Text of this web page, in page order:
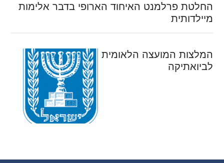
החלטת פרלמנט האיחוד הארופי בדבר אלימות
מיילדותית
המלצות המועצה הלאומית
לביואתיקה